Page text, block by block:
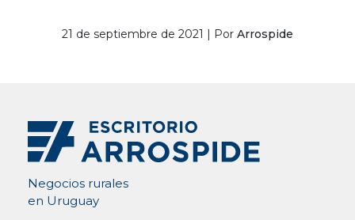
21 de septiembre de 2021 | Por Arrospide
Negocios rurales
en Uruguay